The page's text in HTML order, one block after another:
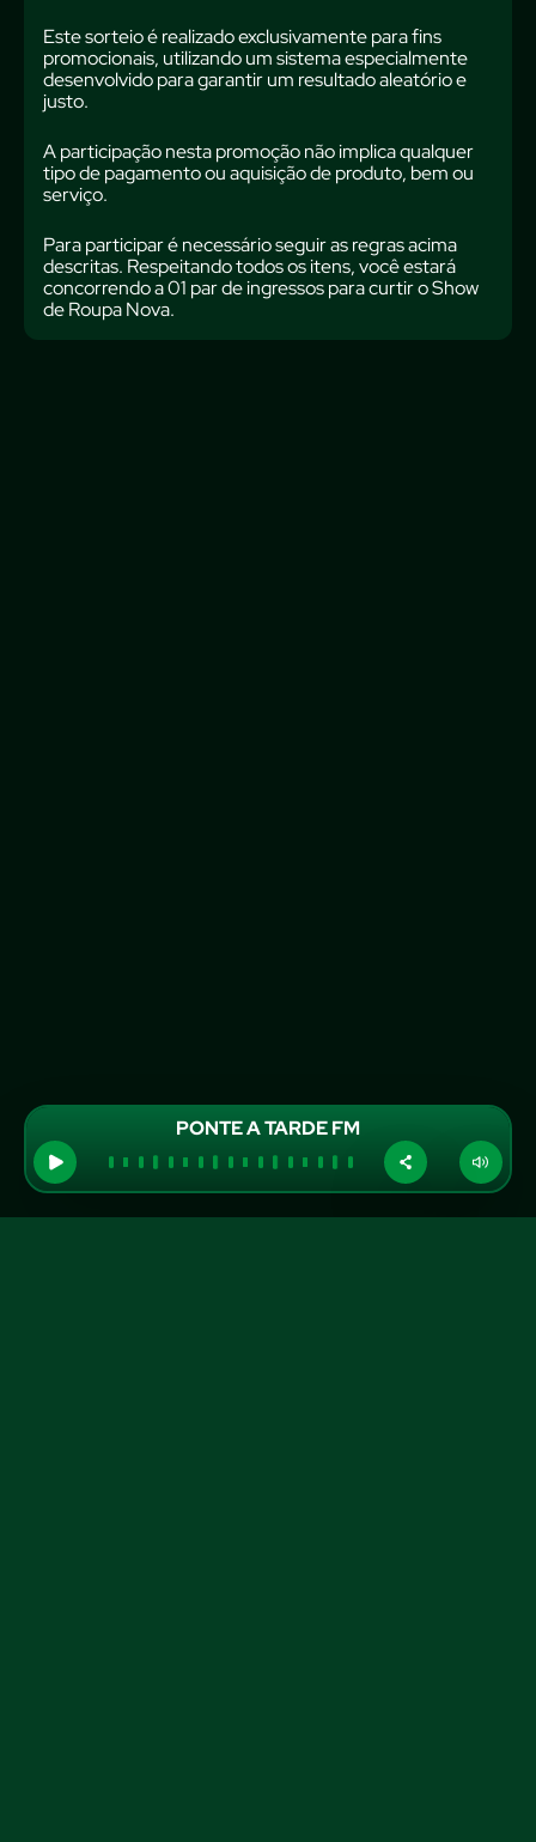
Este sorteio é realizado exclusivamente para fins
promocionais, utilizando um sistema especialmente
desenvolvido para garantir um resultado aleatório e
justo.
A participação nesta promoção não implica qualquer
tipo de pagamento ou aquisição de produto, bem ou
serviço.
Para participar é necessário seguir as regras acima
descritas. Respeitando todos os itens, você estará
concorrendo a 01 par de ingressos para curtir o Show
de Roupa Nova.
PONTE A TARDE FM